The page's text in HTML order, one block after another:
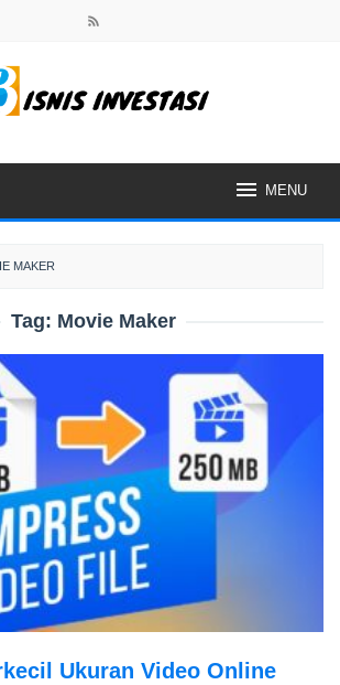
MENU
MAKER
Tag: Movie Maker
Ukuran Video Online